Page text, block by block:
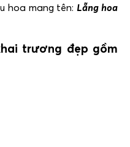
hoa mang tên: Lẵng hoa
trương đẹp gồm